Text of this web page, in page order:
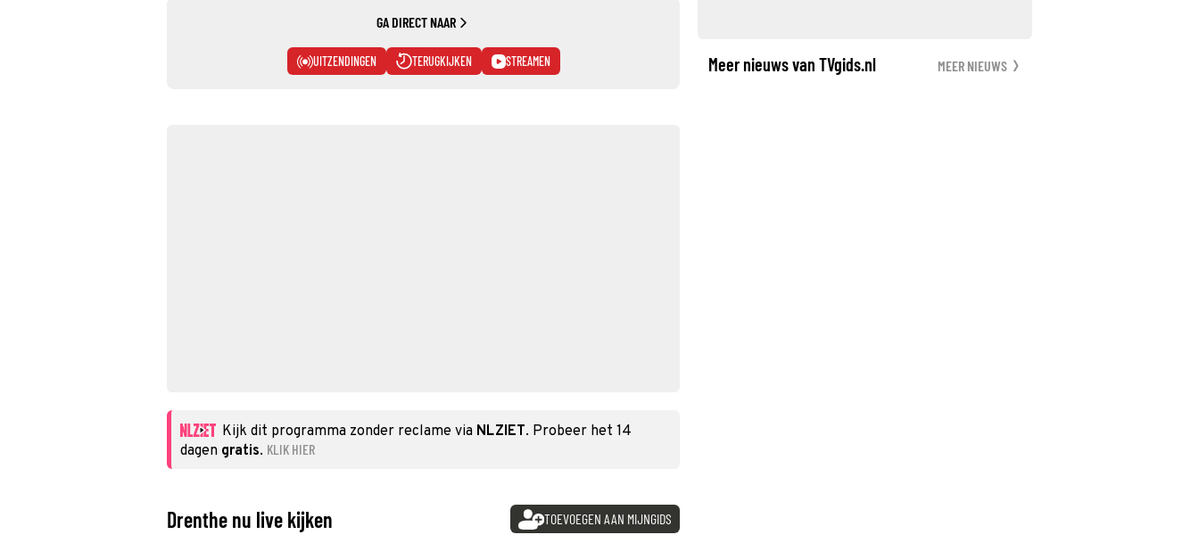
GA DIRECT NAAR
UITZENDINGEN TERUGKIJKEN STREAMEN
Kijk dit programma zonder reclame via NLZIET. Probeer het 14
dagen gratis. KLIK HIER
Drenthe nu live kijken TOEVOEGEN AAN MIJNGIDS
Meer nieuws van TVgids.nl MEER NIEUWS